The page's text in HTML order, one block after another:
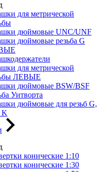
для метрической
дюймовые UNC/UNF
дюймовые резьба G
для метрической
ЛЕВЫЕ
дюймовые BSW/BSF
Уитворта
дюймовые для резьб G,
K
конические 1:10
конические 1:30